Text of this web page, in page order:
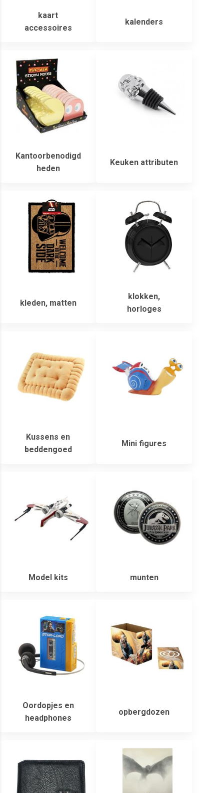
kaart
accessoires
kalenders
Kantoorbenodigd
heden
Keuken attributen
kleden, matten
klokken,
horloges
Kussens en
beddengoed
Mini figures
Model kits munten
Oordopjes en
headphones
opbergdozen